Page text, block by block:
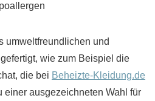
umweltfreundlichen und
wie zum Beispiel die
die bei Beheizte-Kleidung.de
einer ausgezeichneten Wahl für